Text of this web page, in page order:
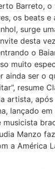
Barreto,
os beats e
surge
desta
o
muito
ainda ser o
resume
artista,
lançado
Manzo
a América